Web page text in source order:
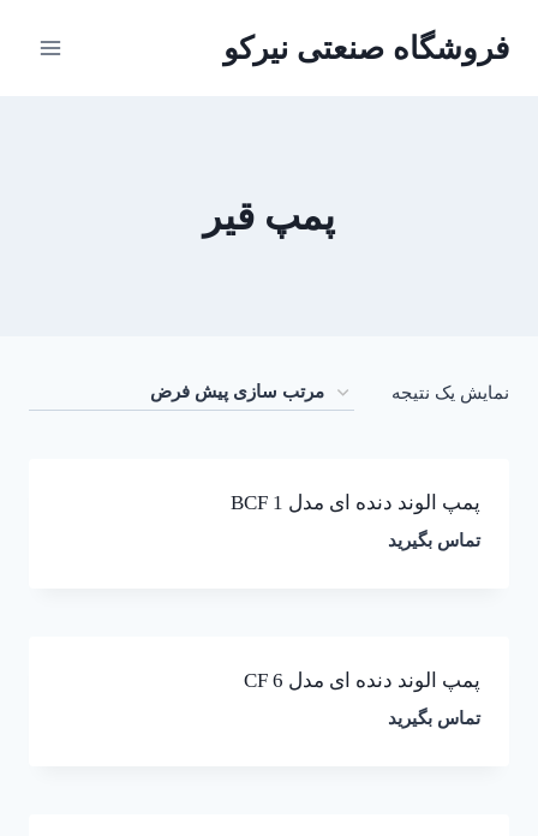
فروشگاه صنعتی نیرکو
پمپ قیر
نمایش یک نتیجه
پمپ الوند دنده ای مدل BCF 1
تماس بگیرید
پمپ الوند دنده ای مدل CF 6
تماس بگیرید